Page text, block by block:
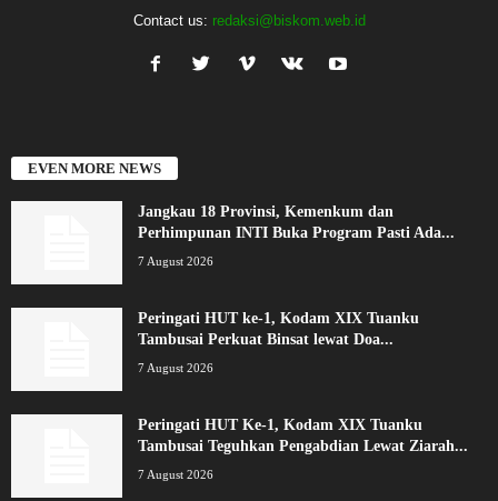
Contact us: redaksi@biskom.web.id
EVEN MORE NEWS
Jangkau 18 Provinsi, Kemenkum dan
Perhimpunan INTI Buka Program Pasti Ada...
7 August 2026
Peringati HUT ke-1, Kodam XIX Tuanku
Tambusai Perkuat Binsat lewat Doa...
7 August 2026
Peringati HUT Ke-1, Kodam XIX Tuanku
Tambusai Teguhkan Pengabdian Lewat Ziarah...
7 August 2026